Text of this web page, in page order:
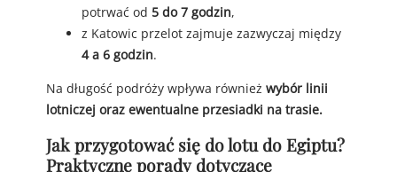
potrwać od 5 do 7 godzin,
z Katowic przelot zajmuje zazwyczaj między
4 a 6 godzin.
Na długość podróży wpływa również wybór linii
lotniczej oraz ewentualne przesiadki na trasie.
Jak przygotować się do lotu do Egiptu?
Praktyczne porady dotyczące